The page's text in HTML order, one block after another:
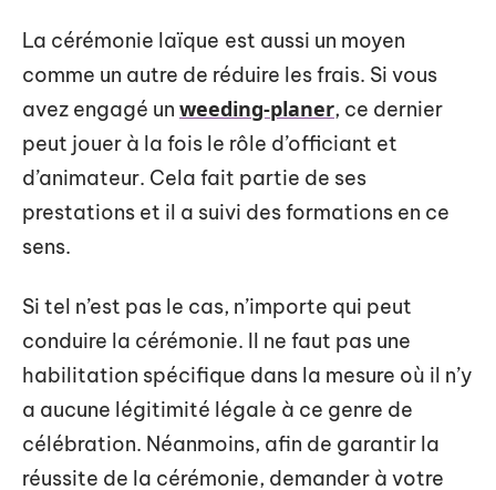
La cérémonie laïque est aussi un moyen
comme un autre de réduire les frais. Si vous
avez engagé un weeding-planer, ce dernier
peut jouer à la fois le rôle d’officiant et
d’animateur. Cela fait partie de ses
prestations et il a suivi des formations en ce
sens.
Si tel n’est pas le cas, n’importe qui peut
conduire la cérémonie. Il ne faut pas une
habilitation spécifique dans la mesure où il n’y
a aucune légitimité légale à ce genre de
célébration. Néanmoins, afin de garantir la
réussite de la cérémonie, demander à votre